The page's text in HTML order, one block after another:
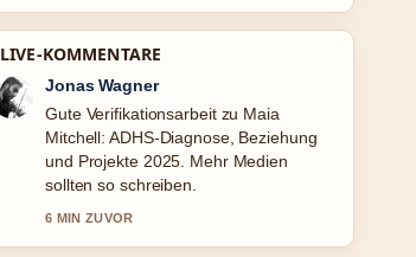
LIVE-KOMMENTARE
Lena Schmidt
Starke Einordnung zu Nellie Thalbach:
Familie, Krankheit &#038; Karriere
der.... Das ist die klarste
Zusammenfassung, die ich heute